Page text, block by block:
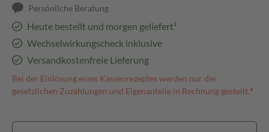
Persönliche Beratung
Heute bestellt und morgen geliefert³
Wechselwirkungscheck inklusive
Versandkostenfreie Lieferung
Bei der Einlösung eines Kassenrezeptes werden nur die
gesetzlichen Zuzahlungen und Eigenanteile in Rechnung gestellt.⁴